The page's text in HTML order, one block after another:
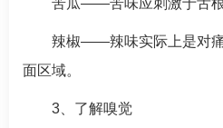
苦瓜——苦味应刺激于舌根
辣椒——辣味实际上是对
面区域。
3、了解嗅觉